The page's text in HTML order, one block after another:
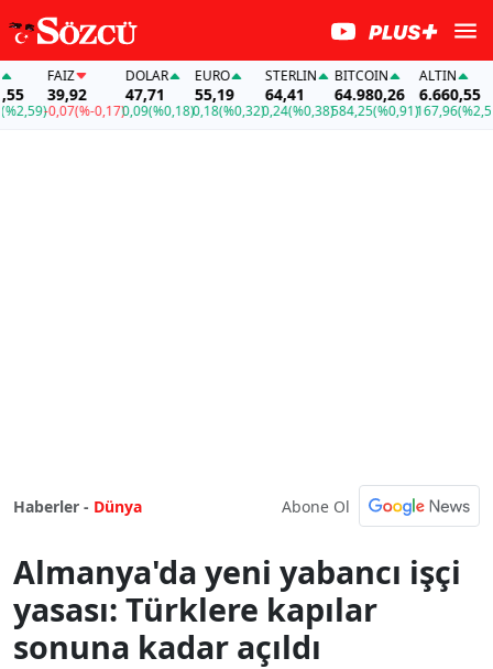
FAİZ
39,92
-0,07(%-0,17)
DOLAR
47,71
0,09(%0,18)
EURO
55,19
0,18(%0,32)
STERLIN
64,41
0,24(%0,38)
BITCOIN
64.980,26
584,25(%0,91)
ALTIN
6.660,55
167,96(%2,59)-
Haberler - Dünya Abone Ol
Almanya'da yeni yabancı işçi
yasası: Türklere kapılar
sonuna kadar açıldı